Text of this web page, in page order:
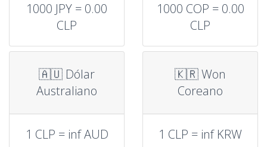
1000 JPY = 0.00
CLP
1000 COP = 0.00
CLP
🇦🇺 Dólar
Australiano
1 CLP = inf AUD
🇰🇷 Won
Coreano
1 CLP = inf KRW